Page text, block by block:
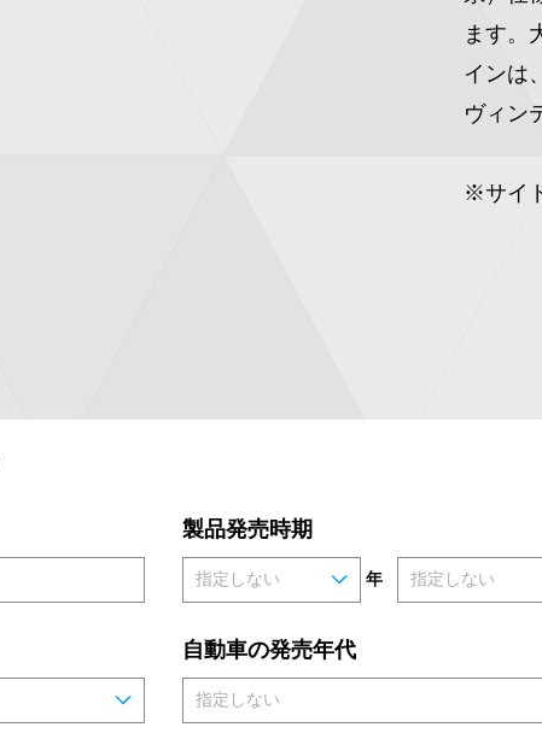
ます。
インは
ヴィン
※サイ
製品発売時期
年
自動車の発売年代